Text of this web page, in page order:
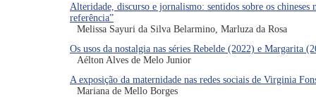
Alteridade, discurso e jornalismo: sentidos sobre os chineses
referência”
Melissa Sayuri da Silva Belarmino, Marluza da Rosa
Os usos da nostalgia nas séries Rebelde (2022) e Margarita
Aélton Alves de Melo Junior
A exposição da maternidade nas redes sociais de Virginia
Mariana de Mello Borges